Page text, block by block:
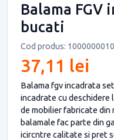
Balama FGV
bucati
Cod produs:
37,11 lei
Balama fgv incadrata
incadrate cu
de mobilier fabricate
balamale fac parte din
icircntre calitate si pret